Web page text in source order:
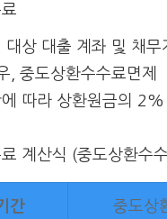
대상 대출 계좌 및 채무
, 중도상환수수료면제
따라 상환원금의
계산식 (중도상환수
간 중도상